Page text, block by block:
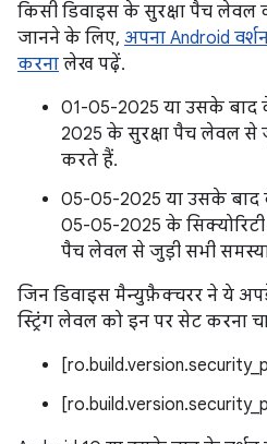
किसी डिवाइस के सुरक्षा पैच लेवल
जानने के लिए, अपना Android
करना लेख पढ़ें.
01-05-2025 या उसके बाद
2025 के सुरक्षा पैच लेवल से
करते हैं.
05-05-2025 या उसके बाद
05-05-2025 के
पैच लेवल से जुड़ी सभी
जिन डिवाइस मैन्युफ़ैक्चरर ने ये
स्ट्रिंग लेवल को इन पर सेट करना